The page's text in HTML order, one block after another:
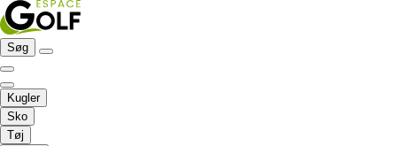
Søg
Kugler
Sko
Tøj